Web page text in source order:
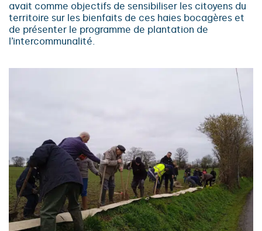
avait comme objectifs de sensibiliser les citoyens du
territoire sur les bienfaits de ces haies bocagères et
de présenter le programme de plantation de
l’intercommunalité.